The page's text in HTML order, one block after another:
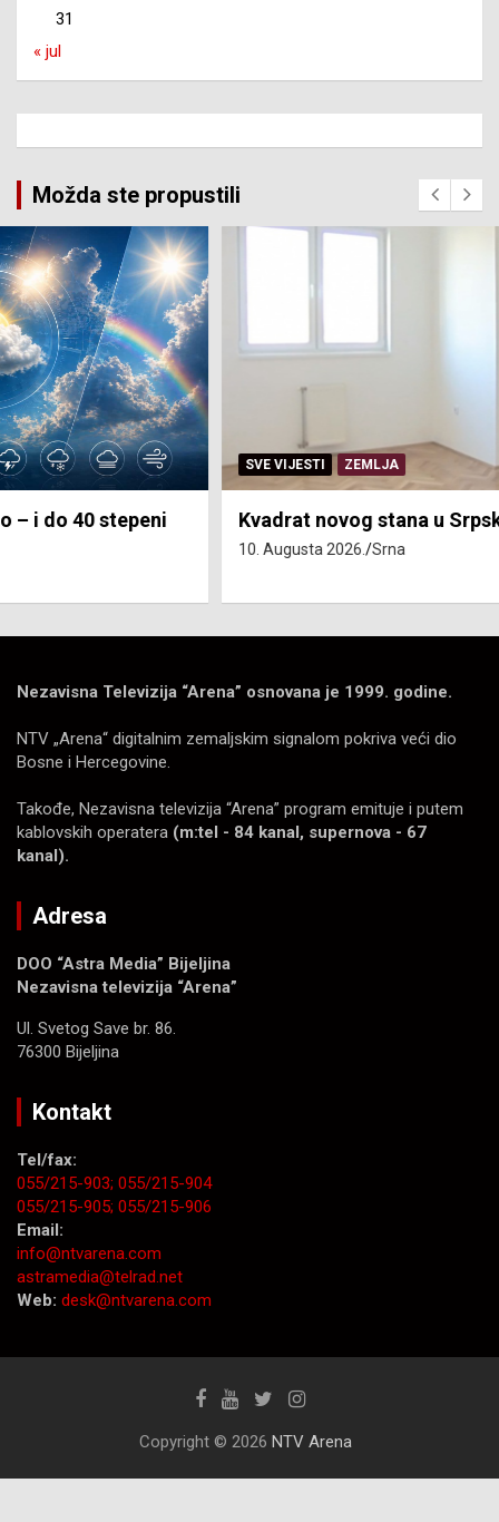
31
« jul
Možda ste propustili
SVE VIJESTI ZEMLJA
Kvadrat novog stana u Srpskoj 3.193 KM
Nezavisna Televizija “Arena” osnovana je 1999. godine.
NTV „Arena“ digitalnim zemaljskim signalom pokriva veći dio
Bosne i Hercegovine.
Takođe, Nezavisna televizija “Arena” program emituje i putem
kablovskih operatera (m:tel - 84 kanal, supernova - 67
kanal).
Adresa
DOO “Astra Media” Bijeljina
Nezavisna televizija “Arena”
Ul. Svetog Save br. 86.
76300 Bijeljina
Kontakt
Tel/fax:
055/215-903; 055/215-904
055/215-905; 055/215-906
Email:
info@ntvarena.com
astramedia@telrad.net
Web: desk@ntvarena.com
Copyright © 2026 NTV Arena